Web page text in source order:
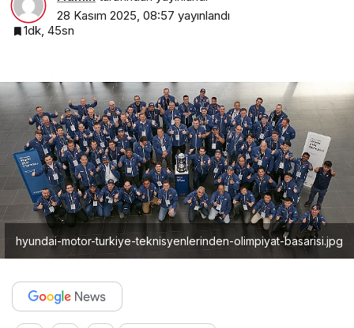
28 Kasım 2025, 08:57 yayınlandı
1dk, 45sn
hyundai-motor-turkiye-teknisyenlerinden-olimpiyat-basarisi.jpg